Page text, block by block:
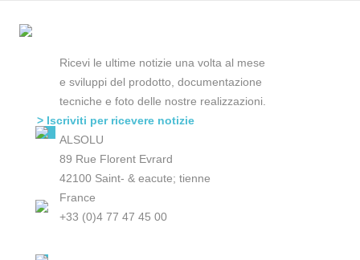
Ricevi le ultime notizie una volta al mese
e sviluppi del prodotto, documentazione
tecniche e foto delle nostre realizzazioni.
> Iscriviti per ricevere notizie
ALSOLU
89 Rue Florent Evrard
42100 Saint- & eacute; tienne
France
+33 (0)4 77 47 45 00